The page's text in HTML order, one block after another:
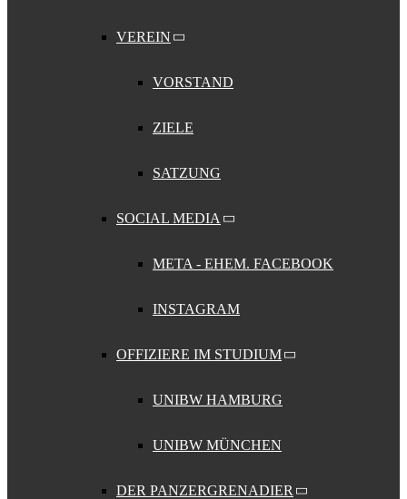
VEREIN
VORSTAND
ZIELE
SATZUNG
SOCIAL MEDIA
META - EHEM. FACEBOOK
INSTAGRAM
OFFIZIERE IM STUDIUM
UNIBW HAMBURG
UNIBW MÜNCHEN
DER PANZERGRENADIER